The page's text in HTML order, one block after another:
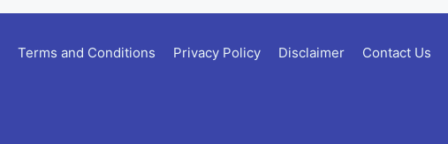
Terms and Conditions Privacy Policy Disclaimer Contact Us